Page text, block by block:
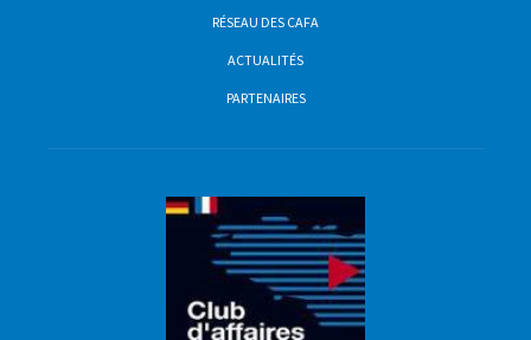
RÉSEAU DES CAFA
ACTUALITÉS
PARTENAIRES